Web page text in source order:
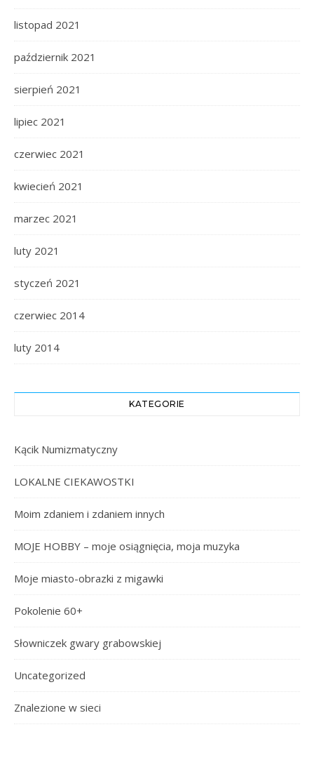
listopad 2021
październik 2021
sierpień 2021
lipiec 2021
czerwiec 2021
kwiecień 2021
marzec 2021
luty 2021
styczeń 2021
czerwiec 2014
luty 2014
KATEGORIE
Kącik Numizmatyczny
LOKALNE CIEKAWOSTKI
Moim zdaniem i zdaniem innych
MOJE HOBBY – moje osiągnięcia, moja muzyka
Moje miasto-obrazki z migawki
Pokolenie 60+
Słowniczek gwary grabowskiej
Uncategorized
Znalezione w sieci